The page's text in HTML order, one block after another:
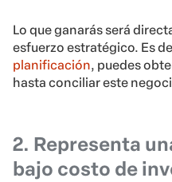
Lo que ganarás será
esfuerzo estratégico. Es
planificación, puedes
hasta conciliar este
2. Representa
bajo costo de